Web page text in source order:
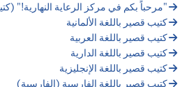
"مرحباً بكم في مركز الرعاية النهارية!"
كتيب قصير باللغة الألمانية
كتيب قصير باللغة العربية
كتيب قصير باللغة الدارية
كتيب قصير باللغة الإنجليزية
كتيب قصير باللغة الفارسية (الفارسية)